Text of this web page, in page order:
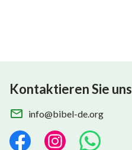
Kontaktieren Sie uns
info@bibel-de.org